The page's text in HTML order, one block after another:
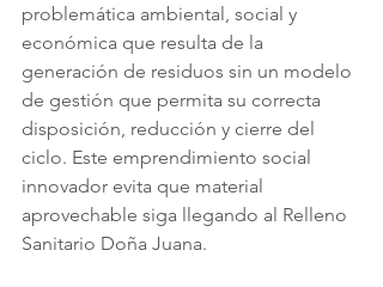
problemática ambiental, social y
económica que resulta de la
generación de residuos sin un modelo
de gestión que permita su correcta
disposición, reducción y cierre del
ciclo. Este emprendimiento social
innovador evita que material
aprovechable siga llegando al Relleno
Sanitario Doña Juana.